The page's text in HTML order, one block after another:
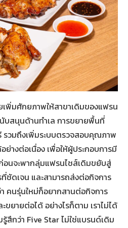
เพิ่มศักยภาพให้สาขาเดิมของแฟรน
บสนุนด้านทำเล การขยายพื้นที่
รวมถึงเพิ่มระบบตรวจสอบคุณภาพ
ย่างต่อเนื่อง เพื่อให้ผู้ประกอบการมี
อนจะพากลุ่มแฟรนไชส์เดิมขยับสู่
ชัดเจน และสามารถส่งต่อกิจการ
คนรุ่นใหม่ก็อยากสานต่อกิจการ
ขยายต่อได้ อย่างไรก็ตาม เราไม่ได้
สึกว่า Five Star ไม่ใช่แบรนด์เดิม